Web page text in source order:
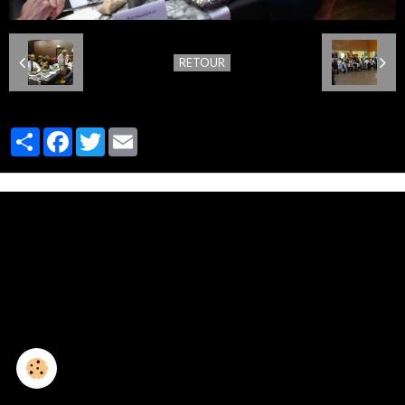
RETOUR
PartagerFacebook
Twitter